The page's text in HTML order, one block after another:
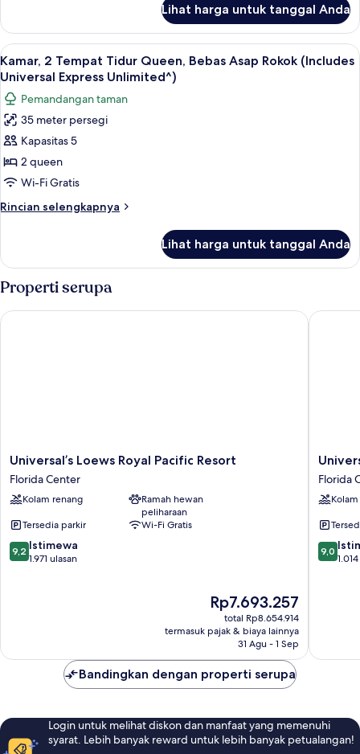
Asap
Rokok
(Includes
Universal
Express
Unlimited^)
Kamar,
Tempat
Tidur
Bebas
Asap
Rokok
(Includes
Universal
Unlimited^)
Lihat harga untuk tanggal Anda
Lihat
semua
foto
untuk
Kamar,
2
Tempat
Tidur
Queen,
Bebas
Rokok
(Includes
Universal
Express
5
Kamar, 2 Tempat Tidur Queen, Bebas Asap Rokok (Includes
Universal Express Unlimited^)
Pemandangan taman
35 meter persegi
Kapasitas 5
2 queen
Wi-Fi Gratis
Rincian selengkapnya
Rincian
Kamar,
Tempat
Queen,
Lihat harga untuk tanggal Anda
Properti serupa
Universal’s
Loews
Royal
Pacific
Florida
Center
Universal’s Loews Royal Pacific Resort
Florida Center
Kolam renang
Ramah hewan
peliharaan
Tersedia parkir
Wi-Fi Gratis
9.2
dari
9,2 Istimewa
1.971 ulasan
Harga
sekarang
Rp7.693.257
Rp7.693.257
total Rp8.654.914
termasuk pajak & biaya lainnya
31 Agu - 1 Sep
Universal’s Loews Royal Pacific Resort
Loews
Bay
Florida
Center
Florida
9.0
dari
9,0
Bandingkan dengan properti serupa
Login untuk melihat diskon dan manfaat yang memenuhi
syarat. Lebih banyak reward untuk lebih banyak petualangan!